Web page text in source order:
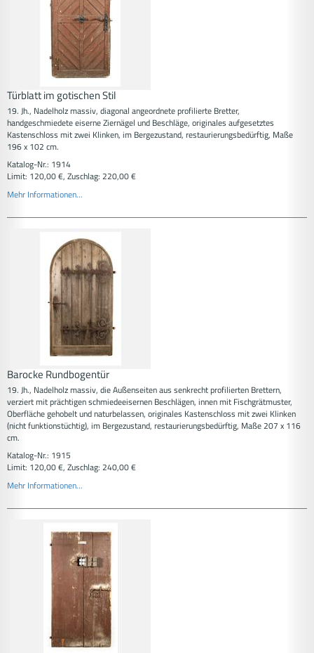
Türblatt im gotischen Stil
19. Jh., Nadelholz massiv, diagonal angeordnete profilierte Bretter,
handgeschmiedete eiserne Ziernägel und Beschläge, originales aufgesetztes
Kastenschloss mit zwei Klinken, im Bergezustand, restaurierungsbedürftig, Maße
196 x 102 cm.
Katalog-Nr.: 1914
Limit: 120,00 €, Zuschlag: 220,00 €
Mehr Informationen...
Barocke Rundbogentür
19. Jh., Nadelholz massiv, die Außenseiten aus senkrecht profilierten Brettern,
verziert mit prächtigen schmiedeeisernen Beschlägen, innen mit Fischgrätmuster,
Oberfläche gehobelt und naturbelassen, originales Kastenschloss mit zwei Klinken
(nicht funktionstüchtig), im Bergezustand, restaurierungsbedürftig, Maße 207 x 116
cm.
Katalog-Nr.: 1915
Limit: 120,00 €, Zuschlag: 240,00 €
Mehr Informationen...